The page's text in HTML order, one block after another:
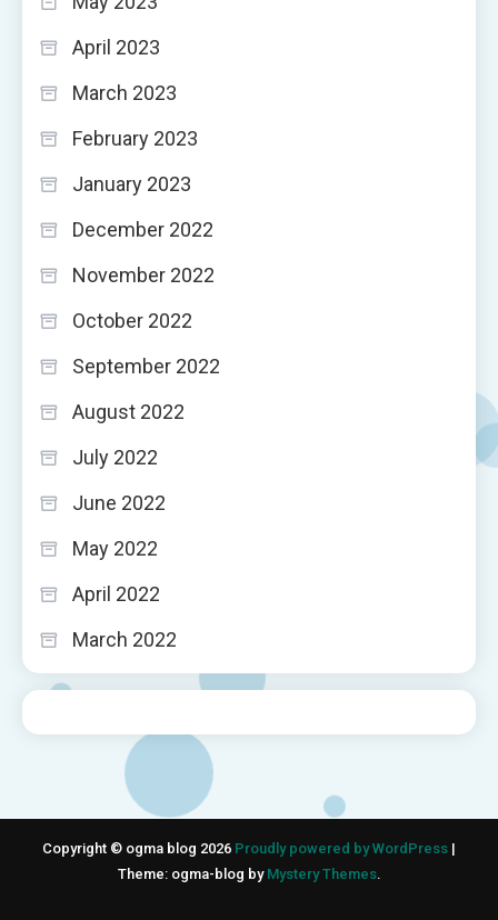
April 2023
March 2023
February 2023
January 2023
December 2022
November 2022
October 2022
September 2022
August 2022
July 2022
June 2022
May 2022
April 2022
March 2022
Copyright © ogma blog 2026 Proudly powered by WordPress |
Theme: ogma-blog by Mystery Themes.